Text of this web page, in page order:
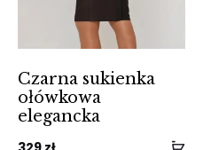
Czarna sukienka
ołówkowa
elegancka